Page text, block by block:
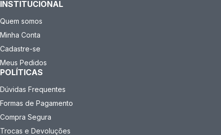
INSTITUCIONAL
Quem somos
Minha Conta
Cadastre-se
Meus Pedidos
POLÍTICAS
Dúvidas Frequentes
Formas de Pagamento
Compra Segura
Trocas e Devoluções